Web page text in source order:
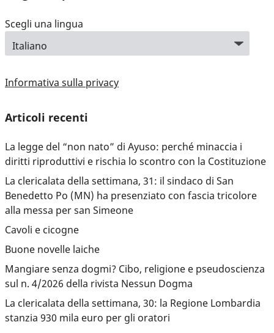
Scegli una lingua
Informativa sulla privacy
Articoli recenti
La legge del “non nato” di Ayuso: perché minaccia i
diritti riproduttivi e rischia lo scontro con la Costituzione
La clericalata della settimana, 31: il sindaco di San
Benedetto Po (MN) ha presenziato con fascia tricolore
alla messa per san Simeone
Cavoli e cicogne
Buone novelle laiche
Mangiare senza dogmi? Cibo, religione e pseudoscienza
sul n. 4/2026 della rivista Nessun Dogma
La clericalata della settimana, 30: la Regione Lombardia
stanzia 930 mila euro per gli oratori